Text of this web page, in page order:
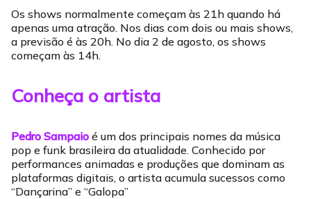
Os shows normalmente começam às 21h quando há
apenas uma atração. Nos dias com dois ou mais shows,
a previsão é às 20h. No dia 2 de agosto, os shows
começam às 14h.
Conheça o artista
Pedro Sampaio é um dos principais nomes da música
pop e funk brasileira da atualidade. Conhecido por
performances animadas e produções que dominam as
plataformas digitais, o artista acumula sucessos como
“Dançarina” e “Galopa”